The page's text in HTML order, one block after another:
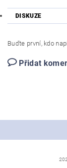
DISKUZE
Buďte první, kdo
Přidat